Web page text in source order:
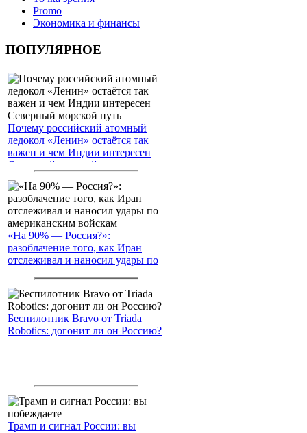
Promo
Экономика и финансы
ПОПУЛЯРНОЕ
Почему российский атомный
ледокол «Ленин» остаётся так
важен и чем Индии интересен
Северный морской путь
«На 90% — Россия?»:
разоблачение того, как Иран
отслеживал и наносил удары по
американским войскам
Беспилотник Bravo от Triada
Robotics: догонит ли он Россию?
Трамп и сигнал России: вы